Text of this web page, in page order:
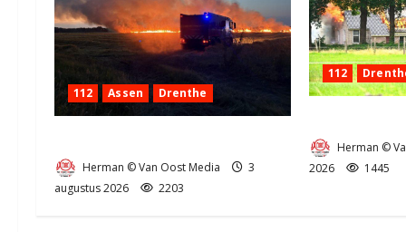
112 Assen Drenthe
Herman © Van Oost Media
3
augustus 2026
2203
112
Herman ©
2026
1445